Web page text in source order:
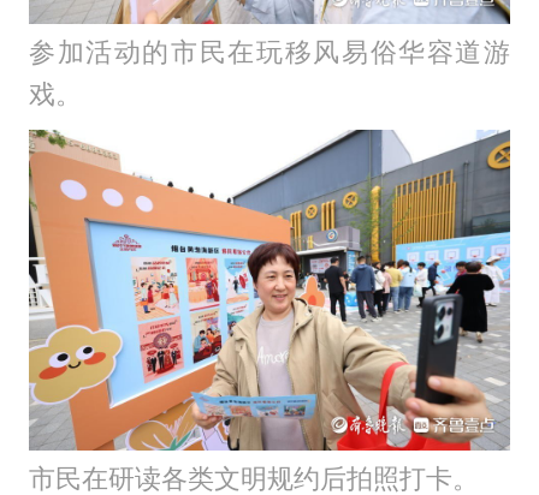
参加活动的市民在玩移风易俗华容道游
戏。
市民在研读各类文明规约后拍照打卡。